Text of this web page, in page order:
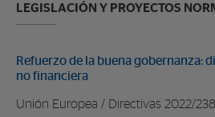
LEGISLACIÓN Y PROYECTOS
Refuerzo de la buena gobernanza:
no financiera
Unión Europea / Directivas 2022/